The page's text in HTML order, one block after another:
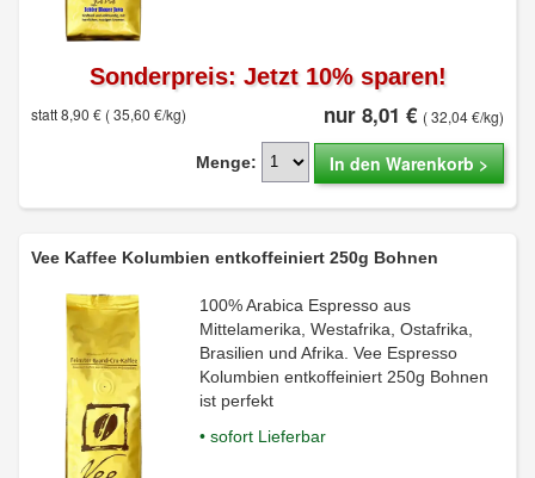
Sonderpreis: Jetzt 10% sparen!
statt 8,90 € ( 35,60 €/kg) nur 8,01 € ( 32,04 €/kg)
Menge: In den Warenkorb >
Vee Kaffee Kolumbien entkoffeiniert 250g Bohnen
100% Arabica Espresso aus
Mittelamerika, Westafrika, Ostafrika,
Brasilien und Afrika. Vee Espresso
Kolumbien entkoffeiniert 250g Bohnen
ist perfekt
• sofort Lieferbar